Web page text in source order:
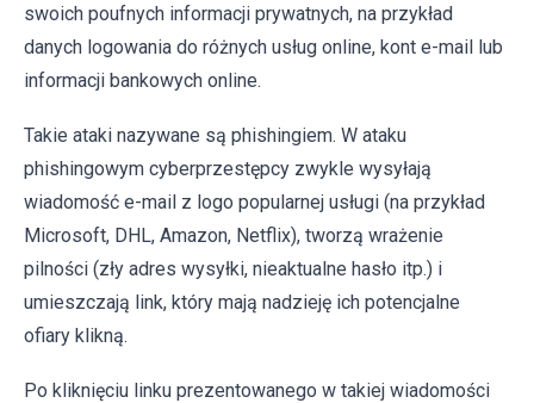
swoich poufnych informacji prywatnych, na przykład
danych logowania do różnych usług online, kont e-mail lub
informacji bankowych online.
Takie ataki nazywane są phishingiem. W ataku
phishingowym cyberprzestępcy zwykle wysyłają
wiadomość e-mail z logo popularnej usługi (na przykład
Microsoft, DHL, Amazon, Netflix), tworzą wrażenie
pilności (zły adres wysyłki, nieaktualne hasło itp.) i
umieszczają link, który mają nadzieję ich potencjalne
ofiary klikną.
Po kliknięciu linku prezentowanego w takiej wiadomości